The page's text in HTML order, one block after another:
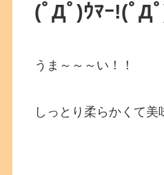
(ﾟДﾟ)ｳﾏｰ!(ﾟД
うま～～～い！！
しっとり柔らかくて美